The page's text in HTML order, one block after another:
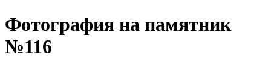
Фотография на памятник
№116